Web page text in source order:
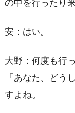
の中を行ったり
安：はい。
大野：何度も行
「あなた、どう
すよね。